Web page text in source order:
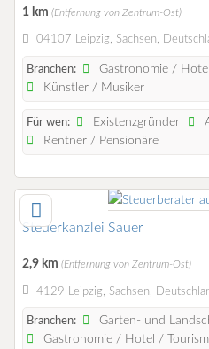
1 km (Entfernung von Zentrum-Ost)
04107 Leipzig, Sachsen,
Branchen: Gastronomie /
Künstler / Musiker
Für wen: Existenzgründer
Rentner / Pensionäre
Steuerkanzlei Sauer
2,9 km (Entfernung von Zentrum-Ost)
4129 Leipzig, Sachsen,
Branchen:
Garten- und
Gastronomie / Hotel /